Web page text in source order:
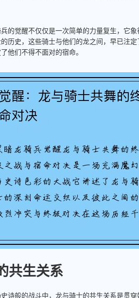
的觉醒不仅仅是一次简单的力量复生，它
历史，这些骑士与他们的龙之间，早已注
他们不得不面对的宿命。
共生关系
诗般的战斗中，龙与骑士的共生关系是贯